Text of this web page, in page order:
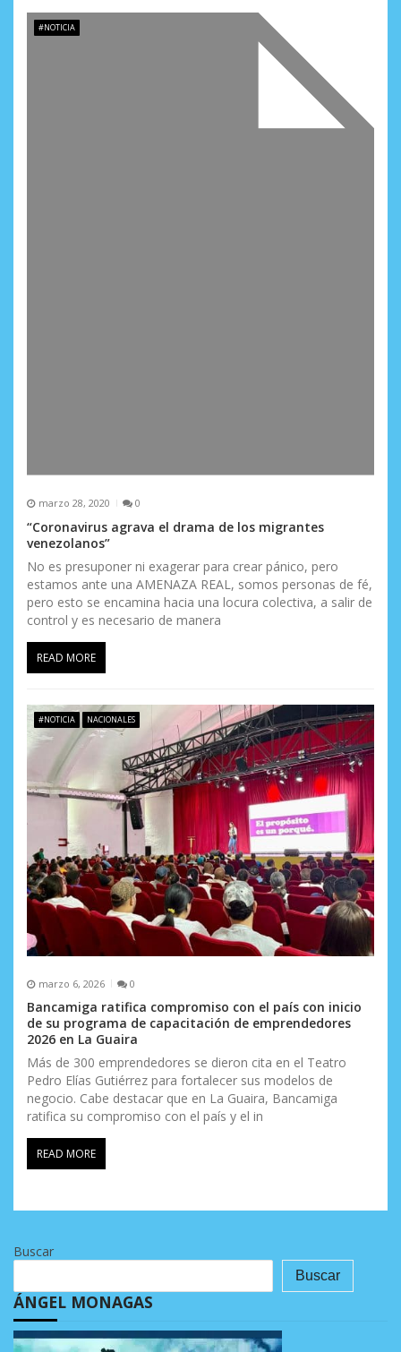
d#NOTICIA
marzo 28, 2020 0
“Coronavirus agrava el drama de los migrantes
venezolanos”
No es presuponer ni exagerar para crear pánico, pero
estamos ante una AMENAZA REAL, somos personas de fé,
pero esto se encamina hacia una locura colectiva, a salir de
control y es necesario de manera
READ MORE
#NOTICIA NACIONALES
marzo 6, 2026 0
Bancamiga ratifica compromiso con el país con inicio
de su programa de capacitación de emprendedores
2026 en La Guaira
Más de 300 emprendedores se dieron cita en el Teatro
Pedro Elías Gutiérrez para fortalecer sus modelos de
negocio. Cabe destacar que en La Guaira, Bancamiga
ratifica su compromiso con el país y el in
READ MORE
Buscar
Buscar
ÁNGEL MONAGAS